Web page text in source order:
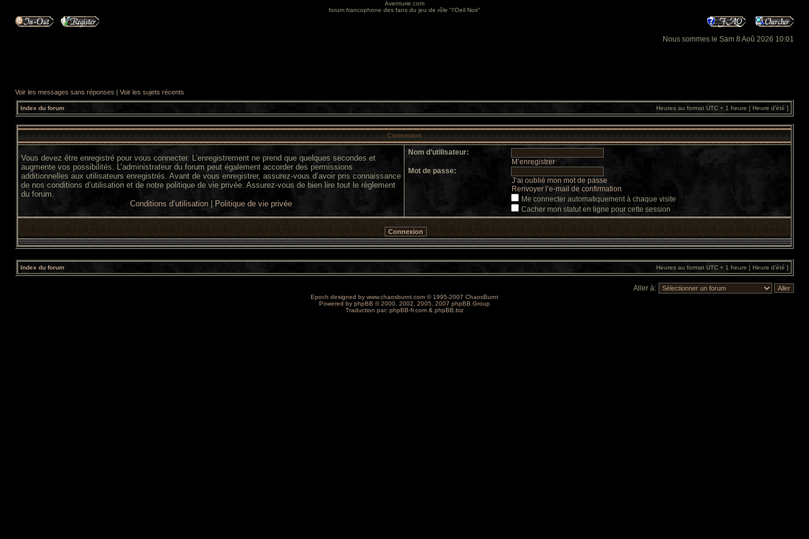
Aventurie.com
forum francophone des fans du jeu de rôle "l'Oeil Noir"
Nous sommes le Sam 8 Aoû 2026 10:01
Voir les messages sans réponses | Voir les sujets récents
Index du forum Heures au format UTC + 1 heure [ Heure d’été ]
Connexion
Vous devez être enregistré pour vous connecter. L’enregistrement ne prend que quelques secondes et
augmente vos possibilités. L’administrateur du forum peut également accorder des permissions
additionnelles aux utilisateurs enregistrés. Avant de vous enregistrer, assurez-vous d’avoir pris connaissance
de nos conditions d’utilisation et de notre politique de vie privée. Assurez-vous de bien lire tout le règlement
du forum.
Conditions d’utilisation
Politique de vie privée
Nom d’utilisateur:
M’enregistrer
Mot de passe:
J’ai oublié mon mot de passe
Renvoyer l’e-mail de confirmation
Me connecter automatiquement à chaque visite
Cacher mon statut en ligne pour cette session
Index du forum Heures au format UTC + 1 heure [ Heure d’été ]
Aller à:
Epoch designed by www.chaosburnt.com © 1995-2007 ChaosBurnt
Powered by phpBB © 2000, 2002, 2005, 2007 phpBB Group
Traduction par: phpBB-fr.com & phpBB.biz